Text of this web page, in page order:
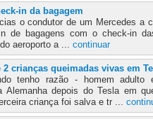
in da bagagem
o condutor de um Mercedes a
de bagagens com o check-in
aeroporto a ... continuar
crianças queimadas vivas em
tenho razão - homem
Alemanha depois do Tesla em
criança foi salva e tr ...